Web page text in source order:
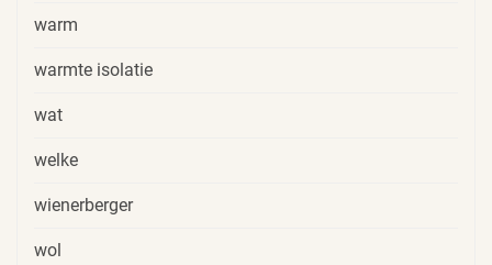
warm
warmte isolatie
wat
welke
wienerberger
wol